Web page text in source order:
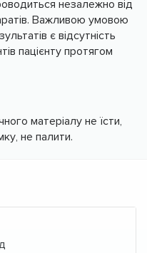
незалежно від
Важливою умовою
є відсутність
пацієнту протягом
матеріалу не їсти,
не палити.